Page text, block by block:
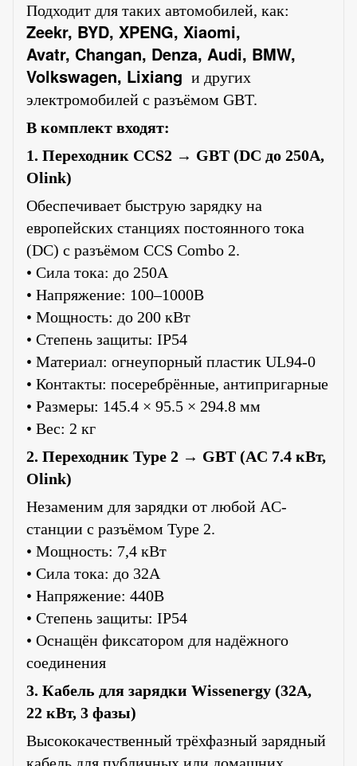
Подходит для таких автомобилей, как:
Zeekr, BYD, XPENG, Xiaomi,
Avatr, Changan, Denza, Audi, BMW,
Volkswagen, Lixiang и других
электромобилей с разъёмом GBT.
В комплект входят:
1. Переходник CCS2 → GBT (DC до 250A,
Olink)
Обеспечивает быструю зарядку на
европейских станциях постоянного тока
(DC) с разъёмом CCS Combo 2.
• Сила тока: до 250А
• Напряжение: 100–1000В
• Мощность: до 200 кВт
• Степень защиты: IP54
• Материал: огнеупорный пластик UL94-0
• Контакты: посеребрённые, антипригарные
• Размеры: 145.4 × 95.5 × 294.8 мм
• Вес: 2 кг
2. Переходник Type 2 → GBT (AC 7.4 кВт,
Olink)
Незаменим для зарядки от любой AC-
станции с разъёмом Type 2.
• Мощность: 7,4 кВт
• Сила тока: до 32А
• Напряжение: 440В
• Степень защиты: IP54
• Оснащён фиксатором для надёжного
соединения
3. Кабель для зарядки Wissenergy (32A,
22 кВт, 3 фазы)
Высококачественный трёхфазный зарядный